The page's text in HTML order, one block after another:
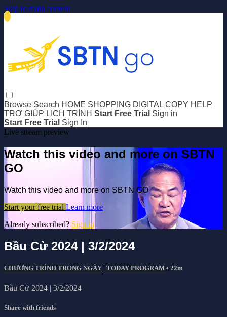
Skip to main content
Browse Search HOME SHOPPING DIGITAL COPY HELP
TRỢ GIÚP LỊCH TRÌNH Start Free Trial Sign in
Start Free Trial Sign In
Live stream preview
Watch this video and more on SBTN
GO
Watch this video and more on SBTN GO
Start your free trial Learn more
Already subscribed? Sign in
Bầu Cử 2024 | 3/2/2024
CHƯƠNG TRÌNH TRONG NGÀY | TODAY PROGRAM • 22m
Bầu Cử 2024 | 3/2/2024
Share with friends